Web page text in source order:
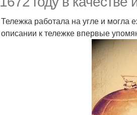
Тележка работала на угле и могла
описании к тележке впервые